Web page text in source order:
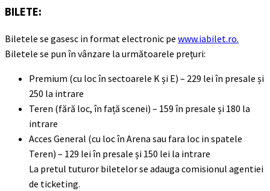
BILETE:
Biletele se gasesc in format electronic pe www.iabilet.ro.
Biletele se pun în vânzare la următoarele prețuri:
Premium (cu loc în sectoarele K și E) – 229 lei în presale și
250 la intrare
Teren (fără loc, în față scenei) – 159 în presale și 180 la
intrare
Acces General (cu loc în Arena sau fara loc in spatele
Teren) – 129 lei în presale și 150 lei la intrare
La pretul tuturor biletelor se adauga comisionul agentiei
de ticketing.